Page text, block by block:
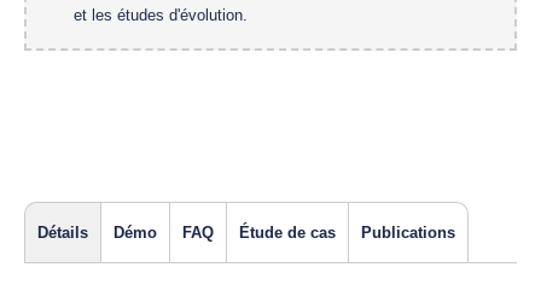
et les études d'évolution.
Détails Démo FAQ Étude de cas Publications